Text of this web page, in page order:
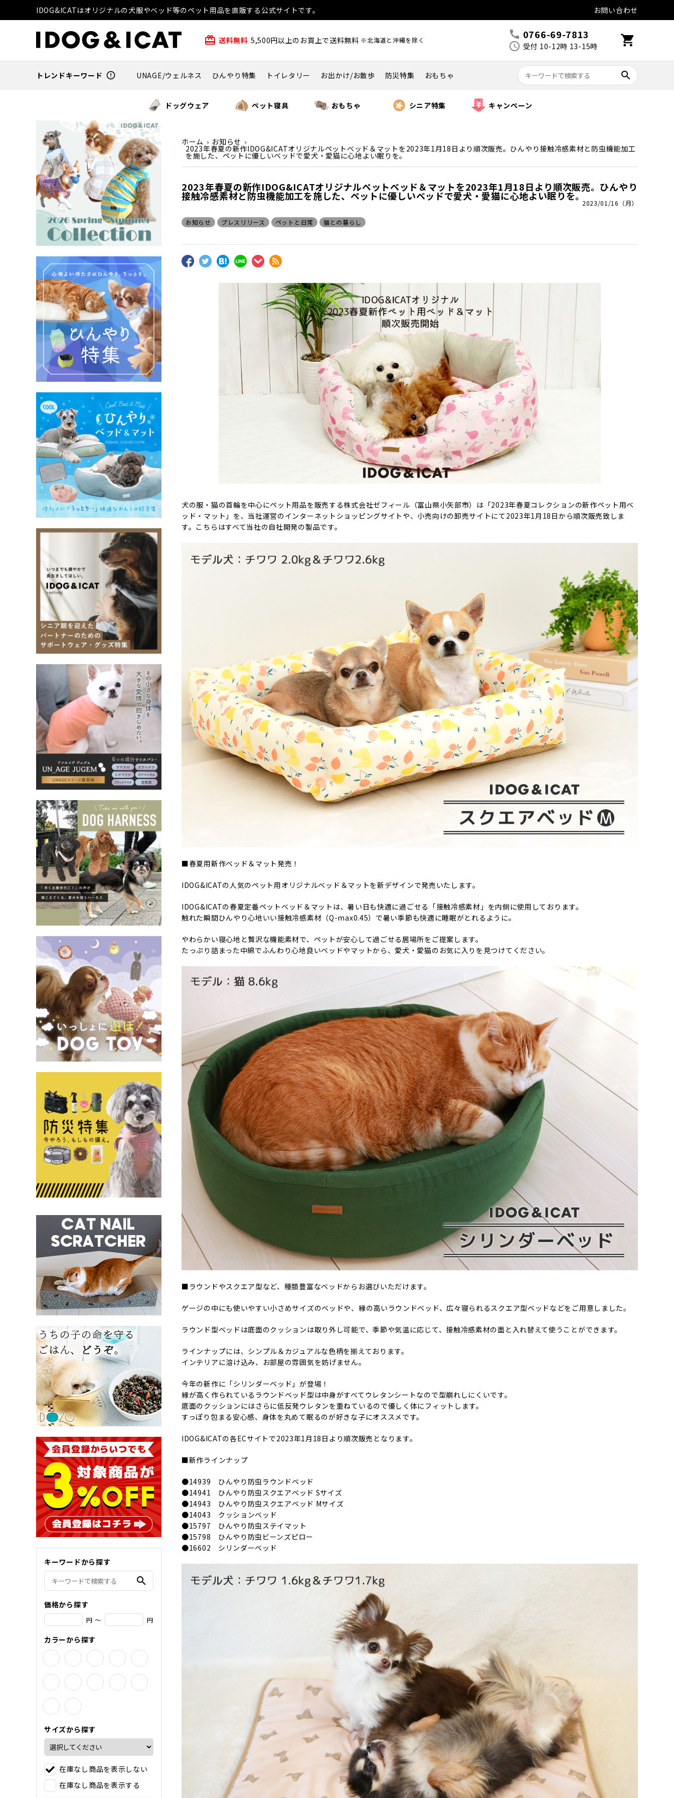
IDOG&ICATはオリジナルの犬服やベッド等のペット用品を直販する公式サイトです。 お問い合わせ
card_giftcard 送料無料 5,500円以上のお買上で送料無料 ※北海道と沖縄を除く call 0766-69-7813
schedule 受付 10-12時 13-15時 shopping_cart
トレンドキーワード error_outline UNAGE/ウェルネス ひんやり特集 トイレタリー お出かけ/お散歩 防災特集 おもちゃ search
ドッグウェア ペット寝具 おもちゃ シニア特集 キャンペーン
ホーム お知らせ
2023年春夏の新作IDOG&ICATオリジナルペットベッド＆マットを2023年1月18日より順次販売。ひんやり接触冷感素材と防虫機能加工
を施した、ペットに優しいベッドで愛犬・愛猫に心地よい眠りを。
2023年春夏の新作IDOG&ICATオリジナルペットベッド＆マットを2023年1月18日より順次販売。ひんやり
接触冷感素材と防虫機能加工を施した、ペットに優しいベッドで愛犬・愛猫に心地よい眠りを。
2023/01/16（月）
お知らせ プレスリリース ペットと日常 猫との暮らし
犬の服・猫の首輪を中心にペット用品を販売する株式会社ゼフィール（富山県小矢部市）は「2023年春夏コレクションの新作ペット用ベ
ッド・マット」を、当社運営のインターネットショッピングサイトや、小売向けの卸売サイトにて2023年1月18日から順次販売致しま
す。こちらはすべて当社の自社開発の製品です。
■春夏用新作ベッド＆マット発売！
IDOG&ICATの人気のペット用オリジナルベッド＆マットを新デザインで発売いたします。
IDOG&ICATの春夏定番ペットベッド＆マットは、暑い日も快適に過ごせる「接触冷感素材」を内側に使用しております。
触れた瞬間ひんやり心地いい接触冷感素材（Q-max0.45）で暑い季節も快適に睡眠がとれるように。
やわらかい寝心地と贅沢な機能素材で、ペットが安心して過ごせる居場所をご提案します。
たっぷり詰まった中綿でふんわり心地良いベッドやマットから、愛犬・愛猫のお気に入りを見つけてください。
■ラウンドやスクエア型など、種類豊富なベッドからお選びいただけます。
ゲージの中にも使いやすい小さめサイズのベッドや、縁の高いラウンドベッド、広々寝られるスクエア型ベッドなどをご用意しました。
ラウンド型ベッドは底面のクッションは取り外し可能で、季節や気温に応じて、接触冷感素材の面と入れ替えて使うことができます。
ラインナップには、シンプル＆カジュアルな色柄を揃えております。
インテリアに溶け込み、お部屋の雰囲気を妨げません。
今年の新作に「シリンダーベッド」が登場！
縁が高く作られているラウンドベッド型は中身がすべてウレタンシートなので型崩れしにくいです。
底面のクッションにはさらに低反発ウレタンを重ねているので優しく体にフィットします。
すっぽり包まる安心感、身体を丸めて眠るのが好きな子にオススメです。
IDOG&ICATの各ECサイトで2023年1月18日より順次販売となります。
■新作ラインナップ
●14939 ひんやり防虫ラウンドベッド
●14941 ひんやり防虫スクエアベッド Sサイズ
●14943 ひんやり防虫スクエアベッド Mサイズ
●14043 クッションベッド
●15797 ひんやり防虫ステイマット
●15798 ひんやり防虫ビーンズピロー
●16602 シリンダーベッド
キーワードから探す
search
価格から探す
円 ～ 円
カラーから探す
サイズから探す
在庫なし商品を表示しない
在庫なし商品を表示する